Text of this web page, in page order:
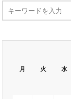
月 火 水